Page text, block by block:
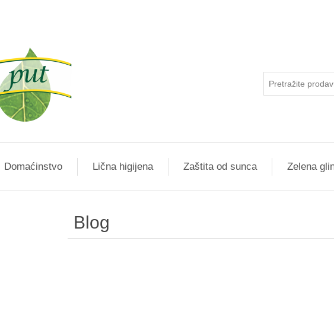
Domaćinstvo Lična higijena Zaštita od sunca Zelena
Blog